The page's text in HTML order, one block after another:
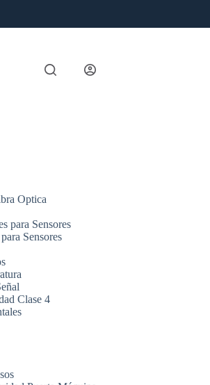
Optica
para Sensores
Sensores
Clase 4